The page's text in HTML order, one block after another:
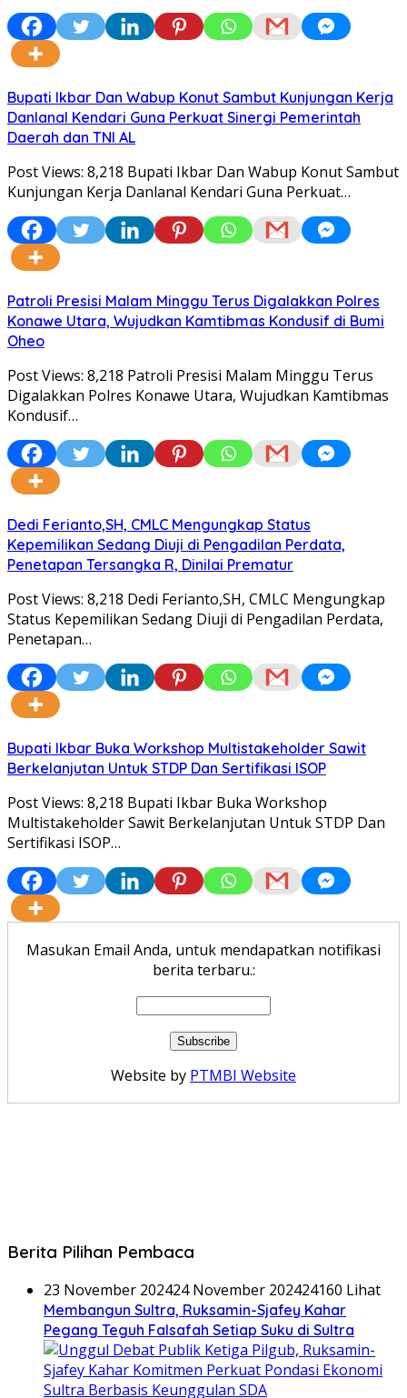
Bupati Ikbar Dan Wabup Konut Sambut Kunjungan Kerja
Danlanal Kendari Guna Perkuat Sinergi Pemerintah
Daerah dan TNI AL
Post Views: 8,218 Bupati Ikbar Dan Wabup Konut Sambut
Kunjungan Kerja Danlanal Kendari Guna Perkuat…
Patroli Presisi Malam Minggu Terus Digalakkan Polres
Konawe Utara, Wujudkan Kamtibmas Kondusif di Bumi
Oheo
Post Views: 8,218 Patroli Presisi Malam Minggu Terus
Digalakkan Polres Konawe Utara, Wujudkan Kamtibmas
Kondusif…
Dedi Ferianto,SH, CMLC Mengungkap Status
Kepemilikan Sedang Diuji di Pengadilan Perdata,
Penetapan Tersangka R, Dinilai Prematur
Post Views: 8,218 Dedi Ferianto,SH, CMLC Mengungkap
Status Kepemilikan Sedang Diuji di Pengadilan Perdata,
Penetapan…
Bupati Ikbar Buka Workshop Multistakeholder Sawit
Berkelanjutan Untuk STDP Dan Sertifikasi ISOP
Post Views: 8,218 Bupati Ikbar Buka Workshop
Multistakeholder Sawit Berkelanjutan Untuk STDP Dan
Sertifikasi ISOP…
Masukan Email Anda, untuk mendapatkan notifikasi
berita terbaru.:
Website by PTMBI Website
Berita Pilihan Pembaca
23 November 202424 November 202424160 Lihat
Membangun Sultra, Ruksamin-Sjafey Kahar
Pegang Teguh Falsafah Setiap Suku di Sultra